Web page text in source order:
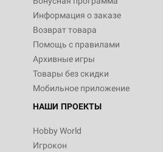
Информация о заказе
Возврат товара
Помощь с правилами
Архивные игры
Товары без скидки
Мобильное приложение
НАШИ ПРОЕКТЫ
Hobby World
Игрокон